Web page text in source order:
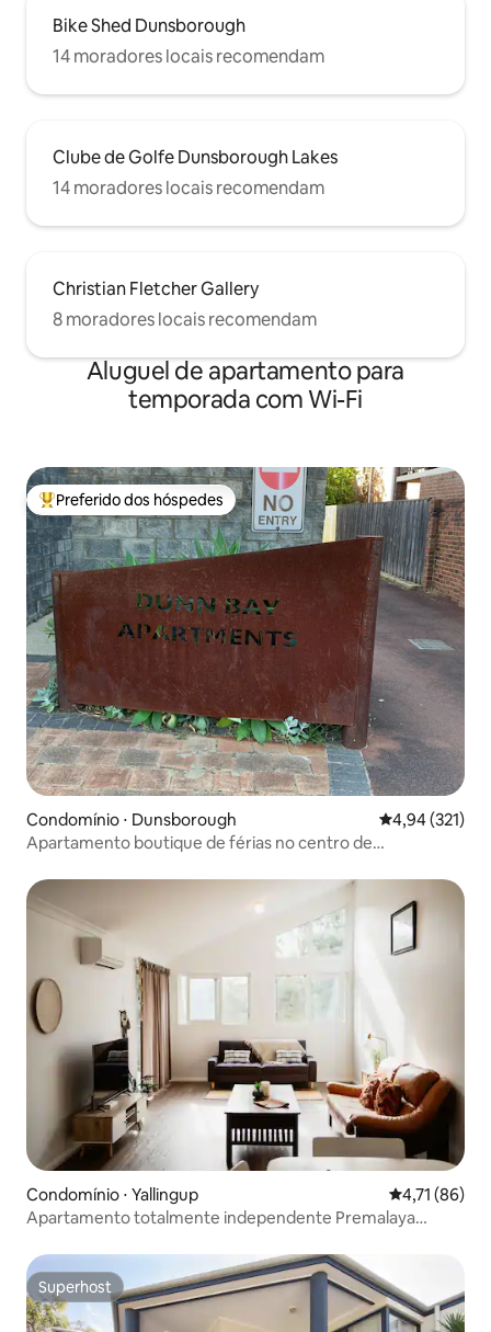
Bike Shed Dunsborough
14 moradores locais recomendam
Clube de Golfe Dunsborough Lakes
14 moradores locais recomendam
Christian Fletcher Gallery
8 moradores locais recomendam
Aluguel de apartamento para
temporada com Wi-Fi
Entre os melhores preferidos dos hóspedes
Preferido dos hóspedes
Condomínio ⋅ Dunsborough 4,94 de uma
4,94 (321)
Apartamento boutique de férias no centro de
Condomínio ⋅ Yallingup 4,71 de uma
4,71 (86)
Apartamento totalmente independente Premalaya
Superhost
Superhost